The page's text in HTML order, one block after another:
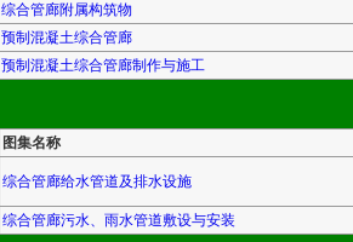
综合管廊附属构筑物
预制混凝土综合管廊
预制混凝土综合管廊制作与施工
图集名称
综合管廊给水管道及排水设施
综合管廊污水、雨水管道敷设与安装